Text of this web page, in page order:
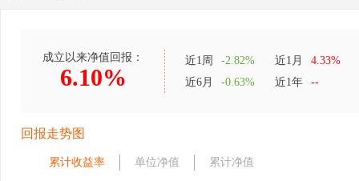
成立以来净值回报：
6.10%
近1周 -2.82% 近1月
4.33%
近6月
-0.63% 近1年 --
回报走势图
累计收益率 单位净值 累计净值